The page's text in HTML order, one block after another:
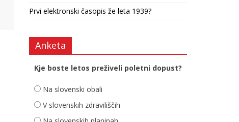
Prvi elektronski časopis že leta 1939?
Anketa
Kje boste letos preživeli poletni dopust?
Na slovenski obali
V slovenskih zdraviliščih